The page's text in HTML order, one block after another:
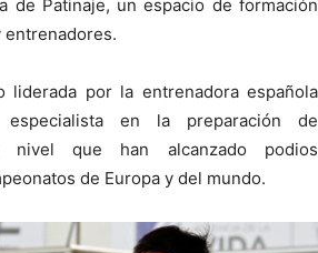
de Patinaje, un espacio de formación
liderada por la entrenadora española
especialista en la preparación de
nivel que han alcanzado podios
de Europa y del mundo.